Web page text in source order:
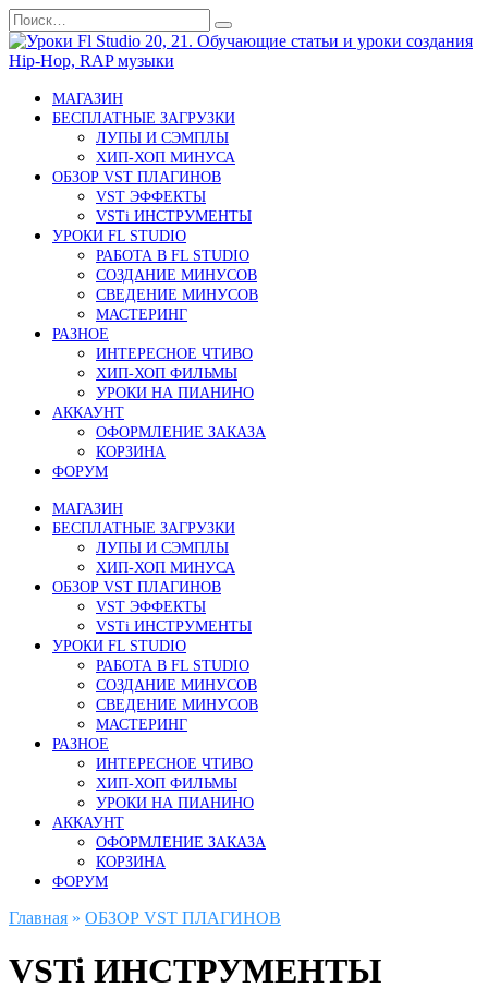
Перейти
к
содержанию
Search
for:
МАГАЗИН
БЕСПЛАТНЫЕ ЗАГРУЗКИ
ЛУПЫ И СЭМПЛЫ
ХИП-ХОП МИНУСА
ОБЗОР VST ПЛАГИНОВ
VST ЭФФЕКТЫ
VSTi ИНСТРУМЕНТЫ
УРОКИ FL STUDIO
РАБОТА В FL STUDIO
СОЗДАНИЕ МИНУСОВ
СВЕДЕНИЕ МИНУСОВ
МАСТЕРИНГ
РАЗНОЕ
ИНТЕРЕСНОЕ ЧТИВО
ХИП-ХОП ФИЛЬМЫ
УРОКИ НА ПИАНИНО
АККАУНТ
ОФОРМЛЕНИЕ ЗАКАЗА
КОРЗИНА
ФОРУМ
МАГАЗИН
БЕСПЛАТНЫЕ ЗАГРУЗКИ
ЛУПЫ И СЭМПЛЫ
ХИП-ХОП МИНУСА
ОБЗОР VST ПЛАГИНОВ
VST ЭФФЕКТЫ
VSTi ИНСТРУМЕНТЫ
УРОКИ FL STUDIO
РАБОТА В FL STUDIO
СОЗДАНИЕ МИНУСОВ
СВЕДЕНИЕ МИНУСОВ
МАСТЕРИНГ
РАЗНОЕ
ИНТЕРЕСНОЕ ЧТИВО
ХИП-ХОП ФИЛЬМЫ
УРОКИ НА ПИАНИНО
АККАУНТ
ОФОРМЛЕНИЕ ЗАКАЗА
КОРЗИНА
ФОРУМ
Главная » ОБЗОР VST ПЛАГИНОВ
VSTi ИНСТРУМЕНТЫ